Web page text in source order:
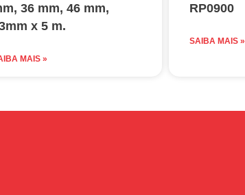
36 mm, 46 mm,
x 5 m.
MAIS »
RP0900
SAIBA MAIS »